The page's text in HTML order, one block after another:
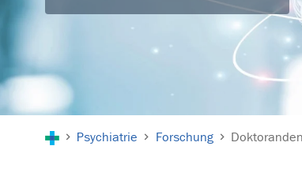
Psychiatrie Forschung Doktoranden